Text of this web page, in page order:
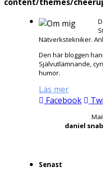
Nätverkstekniker.
Den här bloggen
Självutlämnande,
humor.
Läs mer
Facebook
daniel
Senast